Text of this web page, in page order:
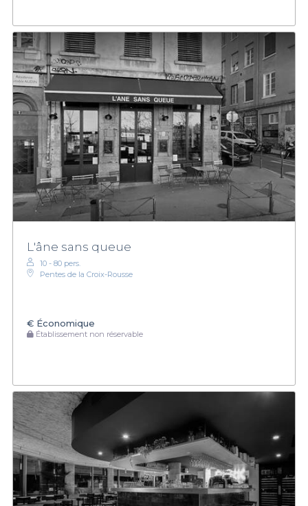
L'âne sans queue
10 - 80 pers.
Pentes de la Croix-Rousse
€ Économique
Établissement non réservable